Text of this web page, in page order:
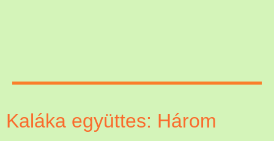
Kaláka együttes: Három